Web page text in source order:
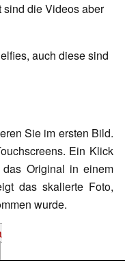
die Videos aber
auch diese sind
Sie im ersten Bild.
Ein Klick
Original in einem
das skalierte Foto,
wurde.